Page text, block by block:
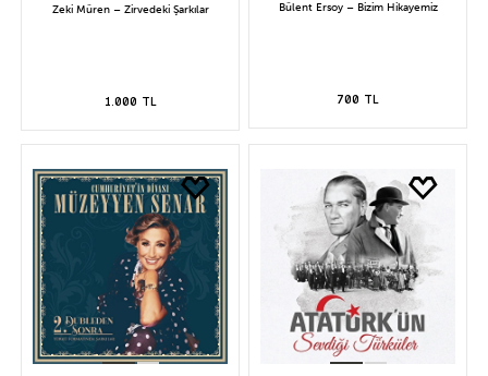
Zeki Müren – Zirvedeki Şarkılar
1.000 TL
Bülent Ersoy – Bizim Hikayemiz
700 TL